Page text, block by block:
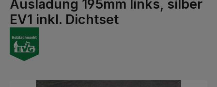
Ausladung 195mm links, silber
EV1 inkl. Dichtset